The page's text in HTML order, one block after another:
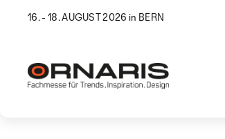
16. - 18. AUGUST 2026 in BERN